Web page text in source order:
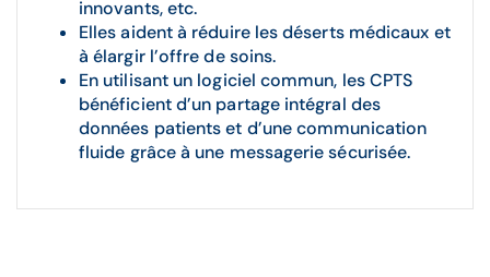
innovants, etc.
Elles aident à réduire les déserts médicaux et
à élargir l’offre de soins.
En utilisant un logiciel commun, les CPTS
bénéficient d’un partage intégral des
données patients et d’une communication
fluide grâce à une messagerie sécurisée.